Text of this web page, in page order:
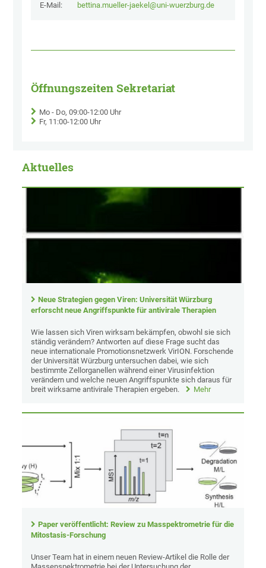
E-Mail:
bettina.mueller-jaekel@uni-wuerzburg.de
Öffnungszeiten Sekretariat
Mo - Do, 09:00-12:00 Uhr
Fr, 11:00-12:00 Uhr
Aktuelles
Neue Strategien gegen Viren: Universität Würzburg
erforscht neue Angriffspunkte für antivirale Therapien
Wie lassen sich Viren wirksam bekämpfen, obwohl sie sich
ständig verändern? Antworten auf diese Frage sucht das
neue internationale Promotionsnetzwerk VirION. Forschende
der Universität Würzburg untersuchen dabei, wie sich
bestimmte Zellorganellen während einer Virusinfektion
verändern und welche neuen Angriffspunkte sich daraus für
breit wirksame antivirale Therapien ergeben.
Mehr
Paper veröffentlicht: Review zu Masspektrometrie für die
Mitostasis-Forschung
Unser Team hat in einem neuen Review-Artikel die Rolle der